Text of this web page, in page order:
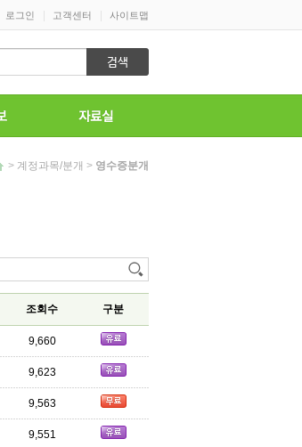
로그인 고객센터 사이트맵
> 계정과목/분개 > 영수증분개
조회수 구분
9,660
9,623
9,563
9,551